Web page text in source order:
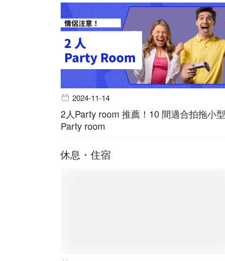
2024-11-14
2人Party room 推薦！10 間適合拍拖小型
Party room
休息・住宿